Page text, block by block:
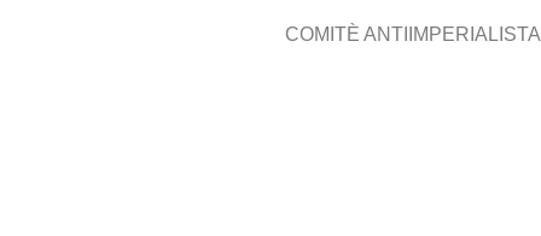
COMITÈ ANTIIMPERIALISTA